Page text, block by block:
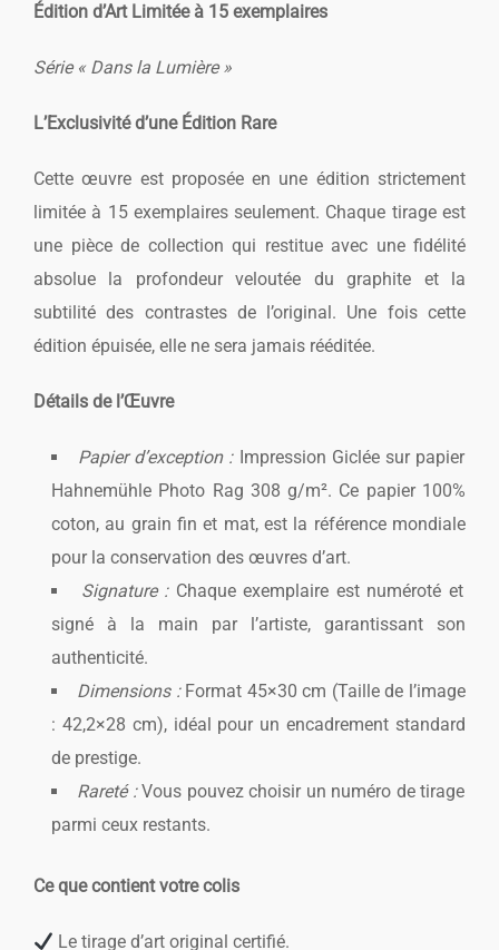
Édition d’Art Limitée à 15 exemplaires
Série « Dans la Lumière »
L’Exclusivité d’une Édition Rare
Cette œuvre est proposée en une édition strictement
limitée à 15 exemplaires seulement. Chaque tirage est
une pièce de collection qui restitue avec une fidélité
absolue la profondeur veloutée du graphite et la
subtilité des contrastes de l’original. Une fois cette
édition épuisée, elle ne sera jamais rééditée.
Détails de l’Œuvre
Papier d’exception : Impression Giclée sur papier
Hahnemühle Photo Rag 308 g/m². Ce papier 100%
coton, au grain fin et mat, est la référence mondiale
pour la conservation des œuvres d’art.
Signature : Chaque exemplaire est numéroté et
signé à la main par l’artiste, garantissant son
authenticité.
Dimensions : Format 45×30 cm (Taille de l’image
: 42,2×28 cm), idéal pour un encadrement standard
de prestige.
Rareté :Vous pouvez choisir un numéro de tirage
parmi ceux restants.
Ce que contient votre colis
Le tirage d’art original certifié.